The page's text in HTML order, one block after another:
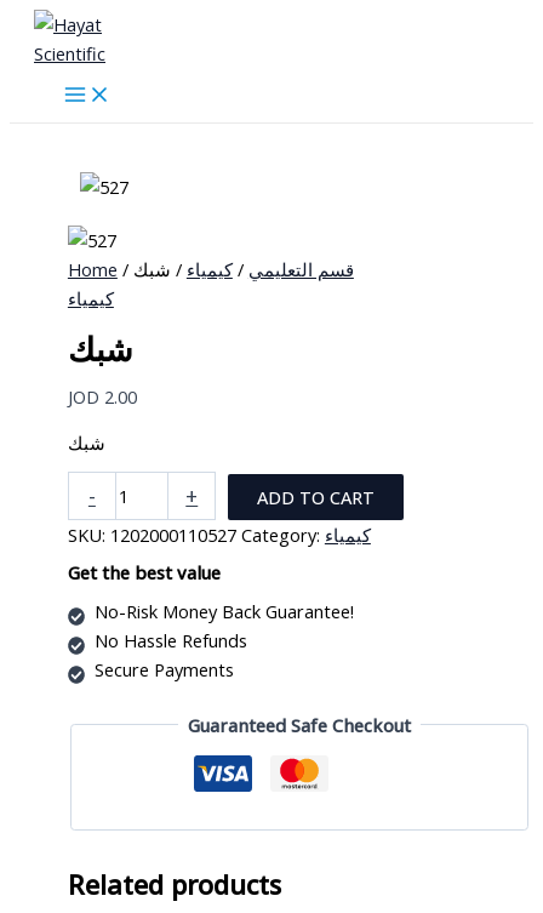
Skip
content
Home / قسم التعليمي /كيمياء / شبك
كيمياء
شبك
JOD 2.00
شبك
-
quantity
+
ADD TO CART
SKU: 1202000110527 Category: كيمياء
Get the best value
No-Risk Money Back Guarantee!
No Hassle Refunds
Secure Payments
Guaranteed Safe Checkout
Related products